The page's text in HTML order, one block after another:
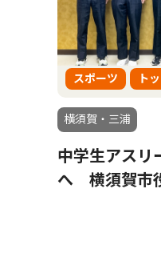
スポーツ ト
横須賀・三浦
中学生アスリ
へ 横須賀市